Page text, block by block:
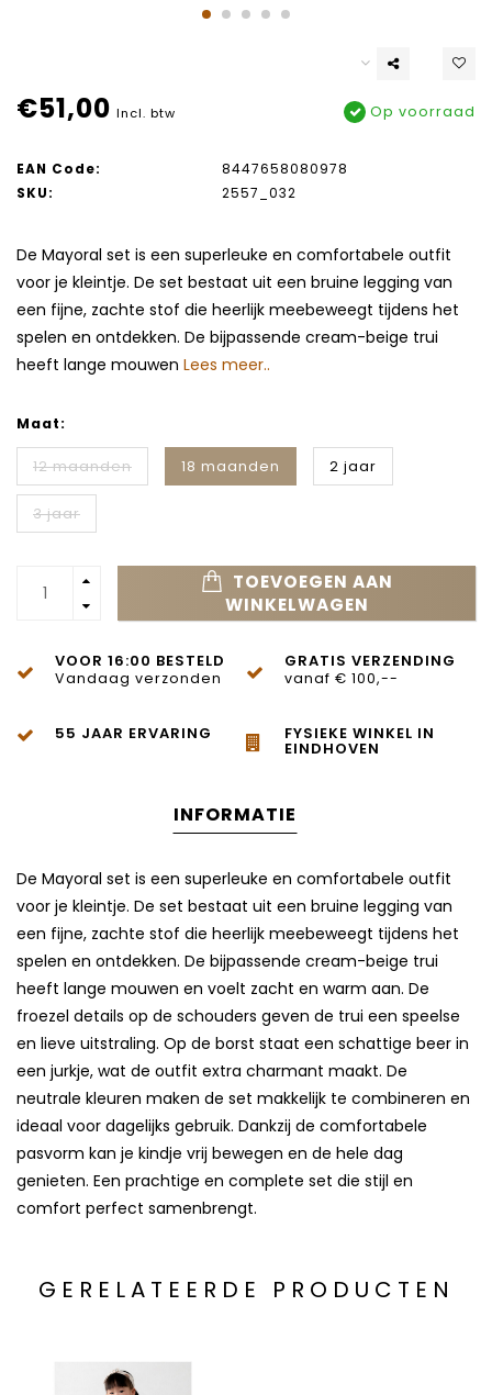
€51,00 Incl. btw Op voorraad
EAN Code:
8447658080978
SKU:
2557_032
De Mayoral set is een superleuke en comfortabele outfit
voor je kleintje. De set bestaat uit een bruine legging van
een fijne, zachte stof die heerlijk meebeweegt tijdens het
spelen en ontdekken. De bijpassende cream-beige trui
heeft lange mouwen Lees meer..
Maat:
12 maanden 18 maanden 2 jaar
3 jaar
TOEVOEGEN AAN
WINKELWAGEN
VOOR 16:00 BESTELD
Vandaag verzonden
GRATIS VERZENDING
vanaf € 100,--
55 JAAR ERVARING FYSIEKE WINKEL IN
EINDHOVEN
INFORMATIE
De Mayoral set is een superleuke en comfortabele outfit
voor je kleintje. De set bestaat uit een bruine legging van
een fijne, zachte stof die heerlijk meebeweegt tijdens het
spelen en ontdekken. De bijpassende cream-beige trui
heeft lange mouwen en voelt zacht en warm aan. De
froezel details op de schouders geven de trui een speelse
en lieve uitstraling. Op de borst staat een schattige beer in
een jurkje, wat de outfit extra charmant maakt. De
neutrale kleuren maken de set makkelijk te combineren en
ideaal voor dagelijks gebruik. Dankzij de comfortabele
pasvorm kan je kindje vrij bewegen en de hele dag
genieten. Een prachtige en complete set die stijl en
comfort perfect samenbrengt.
GERELATEERDE PRODUCTEN